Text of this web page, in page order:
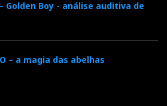
Golden Boy - análise auditiva de
– a magia das abelhas